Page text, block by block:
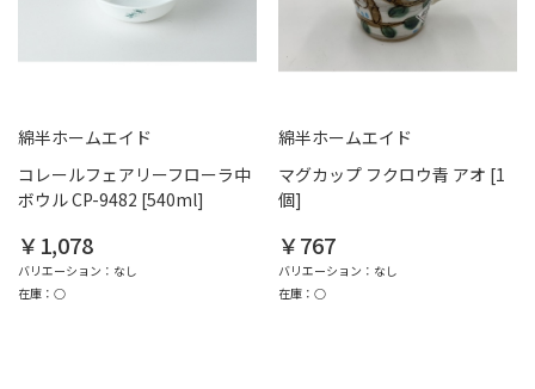
綿半ホームエイド
コレールフェアリーフローラ中
ボウル CP-9482 [540ml]
￥1,078
バリエーション：なし
在庫：○
綿半ホームエイド
マグカップ フクロウ青 アオ [1
個]
￥767
バリエーション：なし
在庫：○